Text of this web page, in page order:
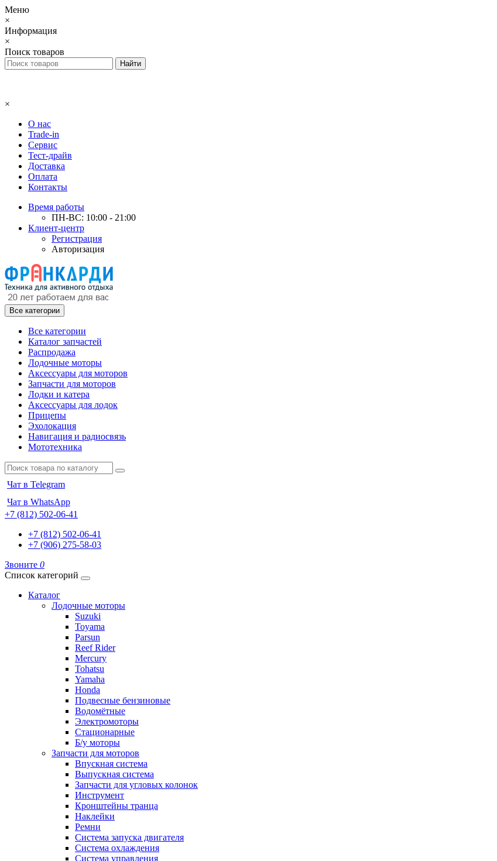
Меню
×
Информация
×
Поиск товаров
×
О нас
Trade-in
Сервис
Тест-драйв
Доставка
Оплата
Контакты
Время работы
ПН-ВС: 10:00 - 21:00
Клиент-центр
Регистрация
Авторизация
Все категории
Все категории
Каталог запчастей
Распродажа
Лодочные моторы
Аксессуары для моторов
Запчасти для моторов
Лодки и катера
Аксессуары для лодок
Прицепы
Эхолокация
Навигация и радиосвязь
Мототехника
Чат в Telegram
Чат в WhatsApp
+7 (812) 502-06-41
+7 (812) 502-06-41
+7 (906) 275-58-03
Звоните 0
Список категорий
Каталог
Лодочные моторы
Suzuki
Toyama
Parsun
Reef Rider
Mercury
Tohatsu
Yamaha
Honda
Подвесные бензиновые
Водомётные
Электромоторы
Стационарные
Б/у моторы
Запчасти для моторов
Впускная система
Выпускная система
Запчасти для угловых колонок
Инструмент
Кронштейны транца
Наклейки
Ремни
Система запуска двигателя
Система охлаждения
Система управления